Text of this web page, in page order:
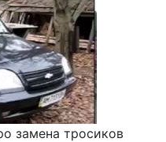
замена тросиков